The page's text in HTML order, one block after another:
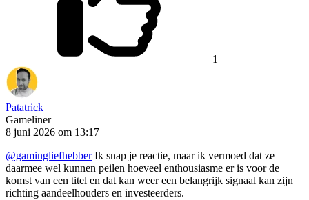
1
Patatrick
Gameliner
8 juni 2026 om 13:17
@gamingliefhebberIk snap je reactie, maar ik vermoed dat ze
daarmee wel kunnen peilen hoeveel enthousiasme er is voor de
komst van een titel en dat kan weer een belangrijk signaal kan zijn
richting aandeelhouders en investeerders.